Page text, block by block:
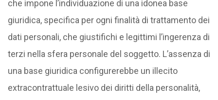
che impone l’individuazione di una idonea base
giuridica, specifica per ogni finalità di trattamento dei
dati personali, che giustifichi e legittimi l’ingerenza di
terzi nella sfera personale del soggetto. L’assenza di
una base giuridica configurerebbe un illecito
extracontrattuale lesivo dei diritti della personalità,